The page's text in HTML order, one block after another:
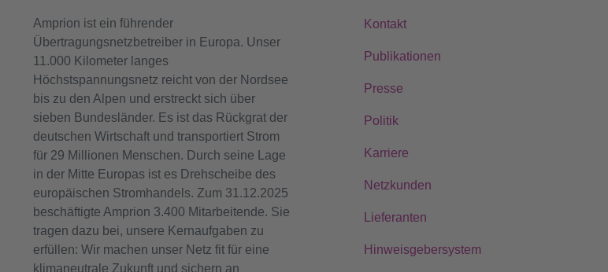
Amprion ist ein führender
Übertragungsnetzbetreiber in Europa. Unser
11.000 Kilometer langes
Höchstspannungsnetz reicht von der Nordsee
bis zu den Alpen und erstreckt sich über
sieben Bundesländer. Es ist das Rückgrat der
deutschen Wirtschaft und transportiert Strom
für 29 Millionen Menschen. Durch seine Lage
in der Mitte Europas ist es Drehscheibe des
europäischen Stromhandels. Zum 31.12.2025
beschäftigte Amprion 3.400 Mitarbeitende. Sie
tragen dazu bei, unsere Kernaufgaben zu
erfüllen: Wir machen unser Netz fit für eine
klimaneutrale Zukunft und sichern an
Kontakt
Publikationen
Presse
Politik
Karriere
Netzkunden
Lieferanten
Hinweisgebersystem